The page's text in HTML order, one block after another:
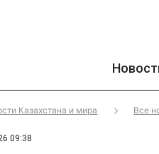
Казахстана и мира Все
09:38